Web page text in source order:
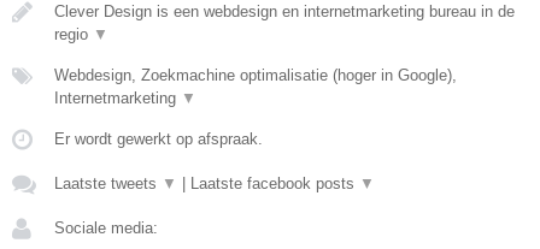
Clever Design is een webdesign en internetmarketing bureau in de
regio ▼
Webdesign, Zoekmachine optimalisatie (hoger in Google),
Internetmarketing ▼
Er wordt gewerkt op afspraak.
Laatste tweets ▼ | Laatste facebook posts ▼
Sociale media: